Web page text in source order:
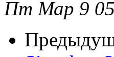
Пт Мар 9